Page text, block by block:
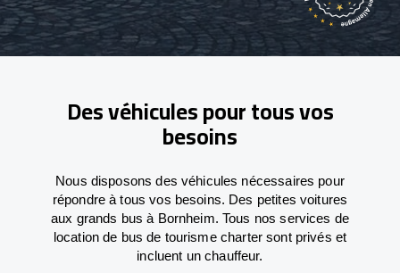
Des véhicules pour tous vos
besoins
Nous disposons des véhicules nécessaires pour
répondre à tous vos besoins. Des petites voitures
aux grands bus à Bornheim. Tous nos services de
location de bus de tourisme charter sont privés et
incluent un chauffeur.